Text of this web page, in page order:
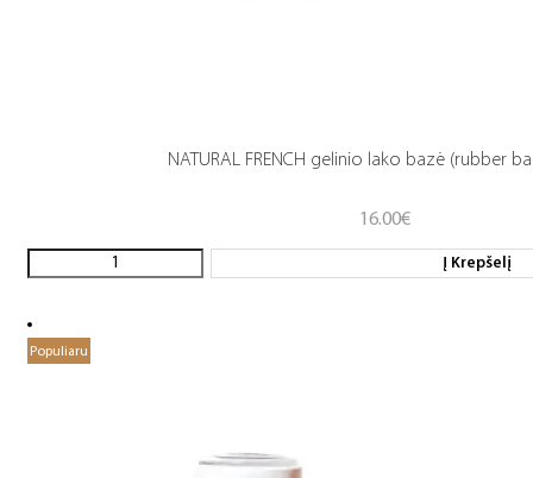
NATURAL FRENCH gelinio lako bazė (rubber
16.00€
Į Krepšelį
Populiaru